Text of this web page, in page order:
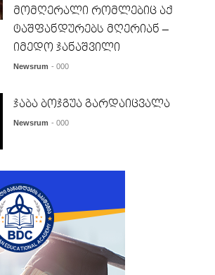
მომღერალი რომლებიც აქ
ტაშფანდურებს მღერიან –
იმედო ჯანაშვილი
Newsrum - 000
ჯაბა ბოჯგუა გარდაიცვალა
Newsrum - 000